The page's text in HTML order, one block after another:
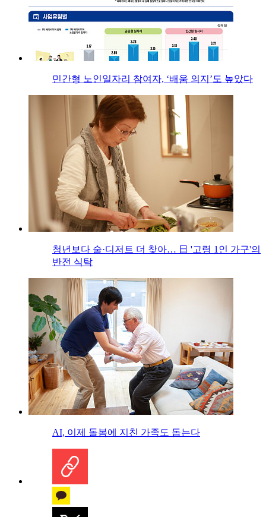
민간형 노인일자리 참여자, ‘배움 의지’도 높았다
청년보다 술·디저트 더 찾아… 日 '고령 1인 가구'의
반전 식탁
AI, 이제 돌봄에 지친 가족도 돕는다